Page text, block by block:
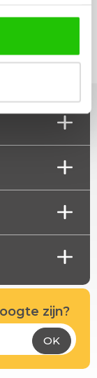
zijn?
OK